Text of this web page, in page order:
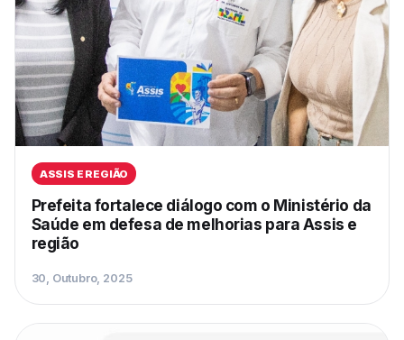
ASSIS E REGIÃO
Prefeita fortalece diálogo com o Ministério da
Saúde em defesa de melhorias para Assis e
região
30, Outubro, 2025